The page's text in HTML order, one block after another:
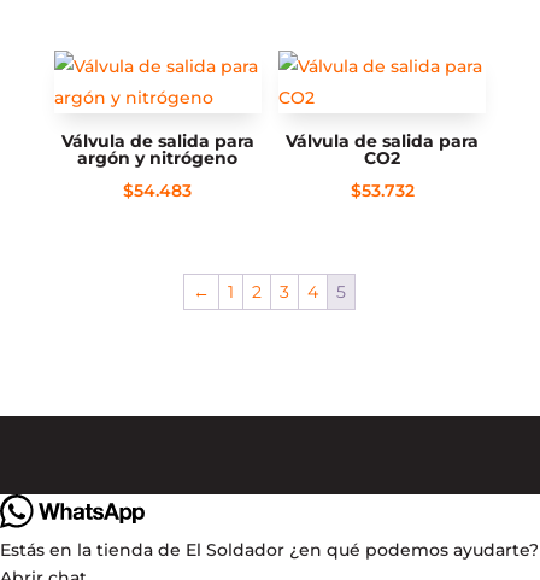
Válvula de salida para
argón y nitrógeno
$54.483
Válvula de salida para
CO2
$53.732
← 1 2 3 4 5
Estás en la tienda de El Soldador ¿en qué podemos ayudarte?